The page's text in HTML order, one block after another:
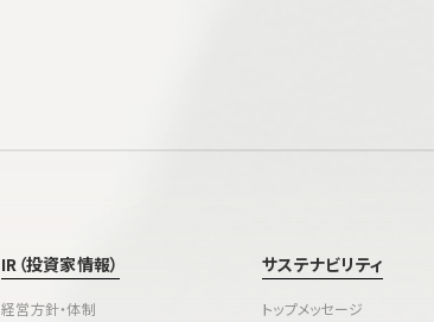
IR（投資家情報）
経営方針・体制
サステナビリティ
トップメッセージ